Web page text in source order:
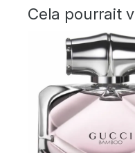
Cela pourrait